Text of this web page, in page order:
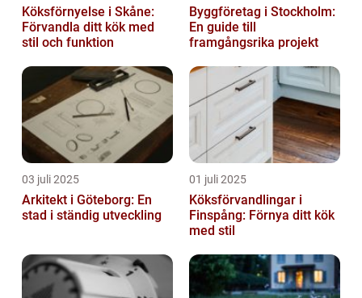
Köksförnyelse i Skåne:
Förvandla ditt kök med
stil och funktion
Byggföretag i Stockholm:
En guide till
framgångsrika projekt
03 juli 2025
Arkitekt i Göteborg: En
stad i ständig utveckling
01 juli 2025
Köksförvandlingar i
Finspång: Förnya ditt kök
med stil